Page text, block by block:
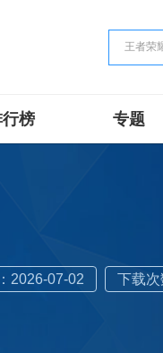
榜 专题
2026-07-02 下载